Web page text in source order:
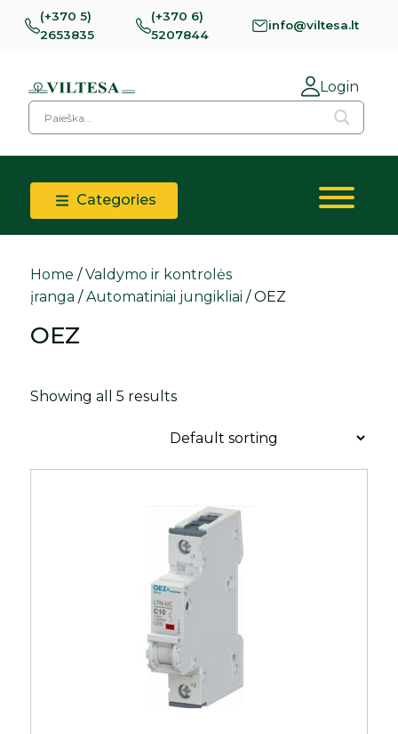
(+370 5)
2653835
(+370 6)
5207844
info@viltesa.lt
Login
Categories
Home /Valdymo ir kontrolės
įranga /Automatiniai jungikliai / OEZ
OEZ
Showing all 5 results